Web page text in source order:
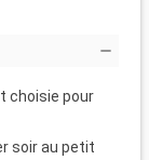
choisie pour
soir au petit